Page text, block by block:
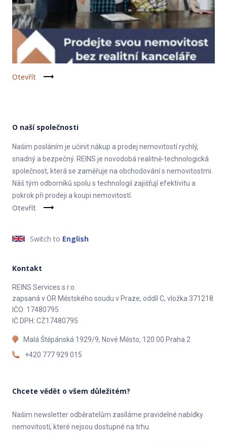
Otevřít
O naší společnosti
Našim posláním je učinit nákup a prodej nemovitostí rychlý,
snadný a bezpečný. REINS je novodobá realitně-technologická
společnost, která se zaměřuje na obchodování s nemovitostmi.
Náš tým odborníků spolu s technologií zajišťují efektivitu a
pokrok při prodeji a koupi nemovitostí.
Otevřít
Switch to English
Kontakt
REINS Services s.r.o.
zapsaná v OR Městského soudu v Praze, oddíl C, vložka 371218
IČO: 17480795
IČ DPH: CZ17480795
Malá Štěpánská 1929/9, Nové Město, 120 00 Praha 2
+420 777 929 015
Chcete vědět o všem důležitém?
Našim newsletter odběratelům zasíláme pravidelné nabídky
nemovitostí, které nejsou dostupné na trhu.